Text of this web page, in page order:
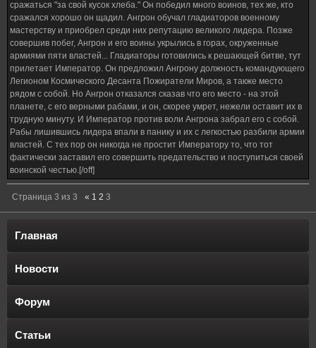
сражаться "за свой кусок хлеба." Он победил много воинов, тех же, кто
сражался хорошо он щадил. Ангрон обучал гладиаторов военному
мастерству и приобрел среди них репутацию великого лидера. Позже
совершив побег, Ангрон и его воины укрылись в горах, окруженные
армиями пяти властей... Гладиаторы готовились к решающей битве, тут
прилетает Император. Он предложил Ангрону должность командующего
Легионом Космического Десанта Пожиратели Миров, а также место
рядом с собой. Но Ангрон отказался сказав что его место - на этой
планете, с его верными рабами, и он, скорее умрет, нежели оставит их в
трудную минуту. И Император против воли Ангрона забрал его с собой.
Рабы лишившись лидера впали в панику и их с легкостью разбили армии
властей. С тех пор он никогда не простит Императору то, что тот
фактически заставил его совершить предательство и поступиться своей
воинской честью.[/off]
Страница 3 из 3 « 1 2 3
Главная
Новости
Форум
Статьи